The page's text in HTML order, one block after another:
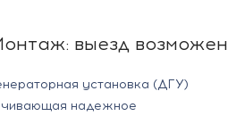
выезд возможен
установка (ДГУ)
надежное